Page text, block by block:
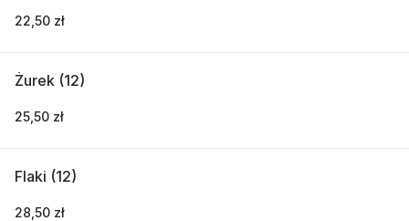
22,50 zł
Żurek (12)
25,50 zł
Flaki (12)
28,50 zł